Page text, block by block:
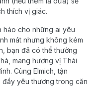
thích vị giác.
hảo cho những ai yêu
mát nhưng không kém
bạn đã có thể thưởng
mang hương vị Thái
Cùng Elmich, tận
yêu thương trong căn